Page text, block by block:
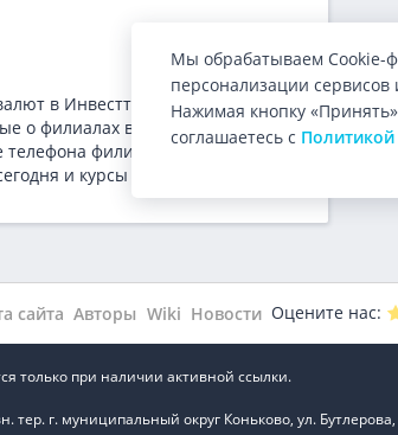
в Инвестторгбанке на сегодня
о филиалах в формате списка. Вы
филиала. Также на
и курсы валют в банках
сайта Авторы Wiki Новости Оцените нас:
только при наличии активной ссылки.
г. муниципальный округ Коньково, ул. Бутлерова,
Мы обрабатываем Cookie-
персонализации сервисов
Нажимая кнопку
соглашаетесь с